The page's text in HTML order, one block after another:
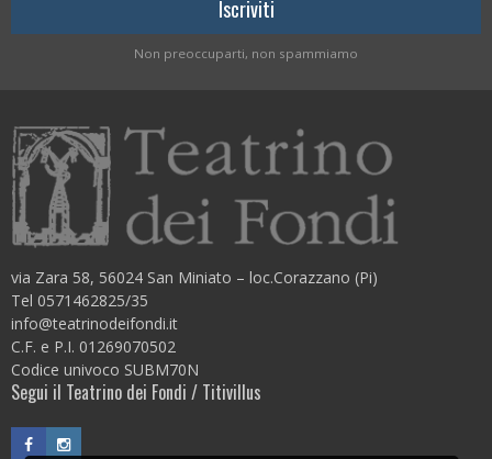
Non preoccuparti, non spammiamo
via Zara 58, 56024 San Miniato – loc.Corazzano (Pi)
Tel 0571462825/35
info@teatrinodeifondi.it
C.F. e P.I. 01269070502
Codice univoco SUBM70N
Segui il Teatrino dei Fondi / Titivillus